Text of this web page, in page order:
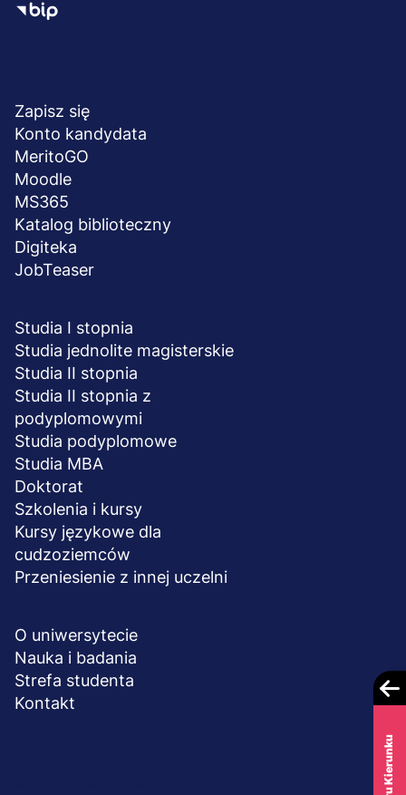
stopka
Zapisz się
Konto kandydata
MeritoGO
Moodle
MS365
Katalog biblioteczny
Digiteka
JobTeaser
Studia I stopnia
Studia jednolite magisterskie
Studia II stopnia
Studia II stopnia z
podyplomowymi
Studia podyplomowe
Studia MBA
Doktorat
Szkolenia i kursy
Kursy językowe dla
cudzoziemców
Przeniesienie z innej uczelni
O uniwersytecie
Nauka i badania
Strefa studenta
Kontakt